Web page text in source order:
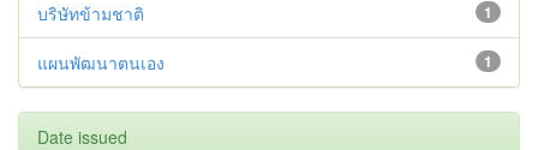
1
บริษัทข้ามชาติ
1
แผนพัฒนาตนเอง
Date issued